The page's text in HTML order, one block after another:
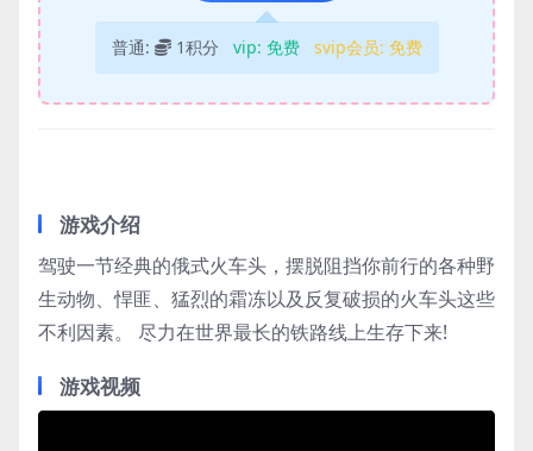
普通: 1积分 vip: 免费 svip会员: 免费
游戏介绍
驾驶一节经典的俄式火车头，摆脱阻挡你前行的各种野
生动物、悍匪、猛烈的霜冻以及反复破损的火车头这些
不利因素。 尽力在世界最长的铁路线上生存下来!
游戏视频